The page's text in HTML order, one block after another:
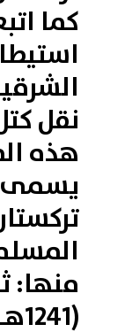
كما
نقل
هذه
يسمى
منها: